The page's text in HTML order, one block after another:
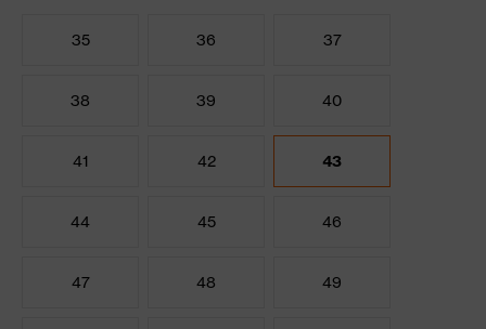
35 36 37
38 39 40
41 42 43
44 45 46
47 48 49